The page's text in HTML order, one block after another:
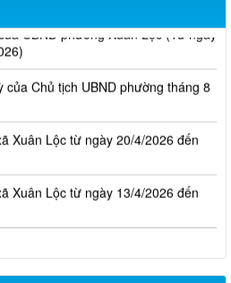
UBND phường Xuân Lộc (Từ ngày
Chủ tịch UBND phường tháng 8
Xuân Lộc từ ngày 20/4/2026 đến
Xuân Lộc từ ngày 13/4/2026 đến